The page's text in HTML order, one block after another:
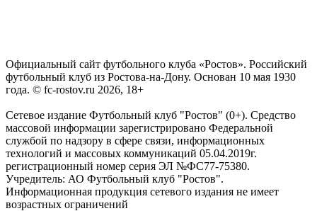
Официальный сайт футбольного клуба «Ростов». Российский
футбольный клуб из Ростова-на-Дону. Основан 10 мая 1930
года. © fc-rostov.ru 2026, 18+
Сетевое издание Футбольный клуб "Ростов" (0+). Средство
массовой информации зарегистрировано Федеральной
службой по надзору в сфере связи, информационных
технологий и массовых коммуникаций 05.04.2019г.
регистрационный номер серия ЭЛ №ФС77-75380.
Учредитель: АО Футбольный клуб "Ростов".
Информационная продукция сетевого издания не имеет
возрастных ограничений